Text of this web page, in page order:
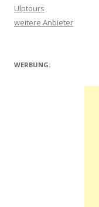
Ulptours
weitere Anbieter
WERBUNG: